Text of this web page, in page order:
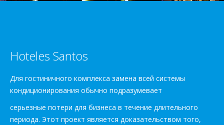
Hoteles Santos
Для гостиничного комплекса замена всей системы
кондиционирования обычно подразумевает
серьезные потери для бизнеса в течение длительного
периода. Этот проект является доказательством того,